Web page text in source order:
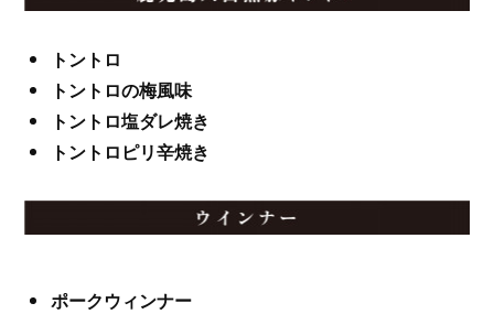
トントロ
トントロの梅風味
トントロ塩ダレ焼き
トントロピリ辛焼き
ポークウィンナー